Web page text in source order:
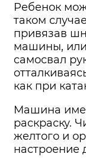
Ребенок
таком
привязав
машины, или
самосвал
как при
Машина
раскраску.
желтого и
настроение